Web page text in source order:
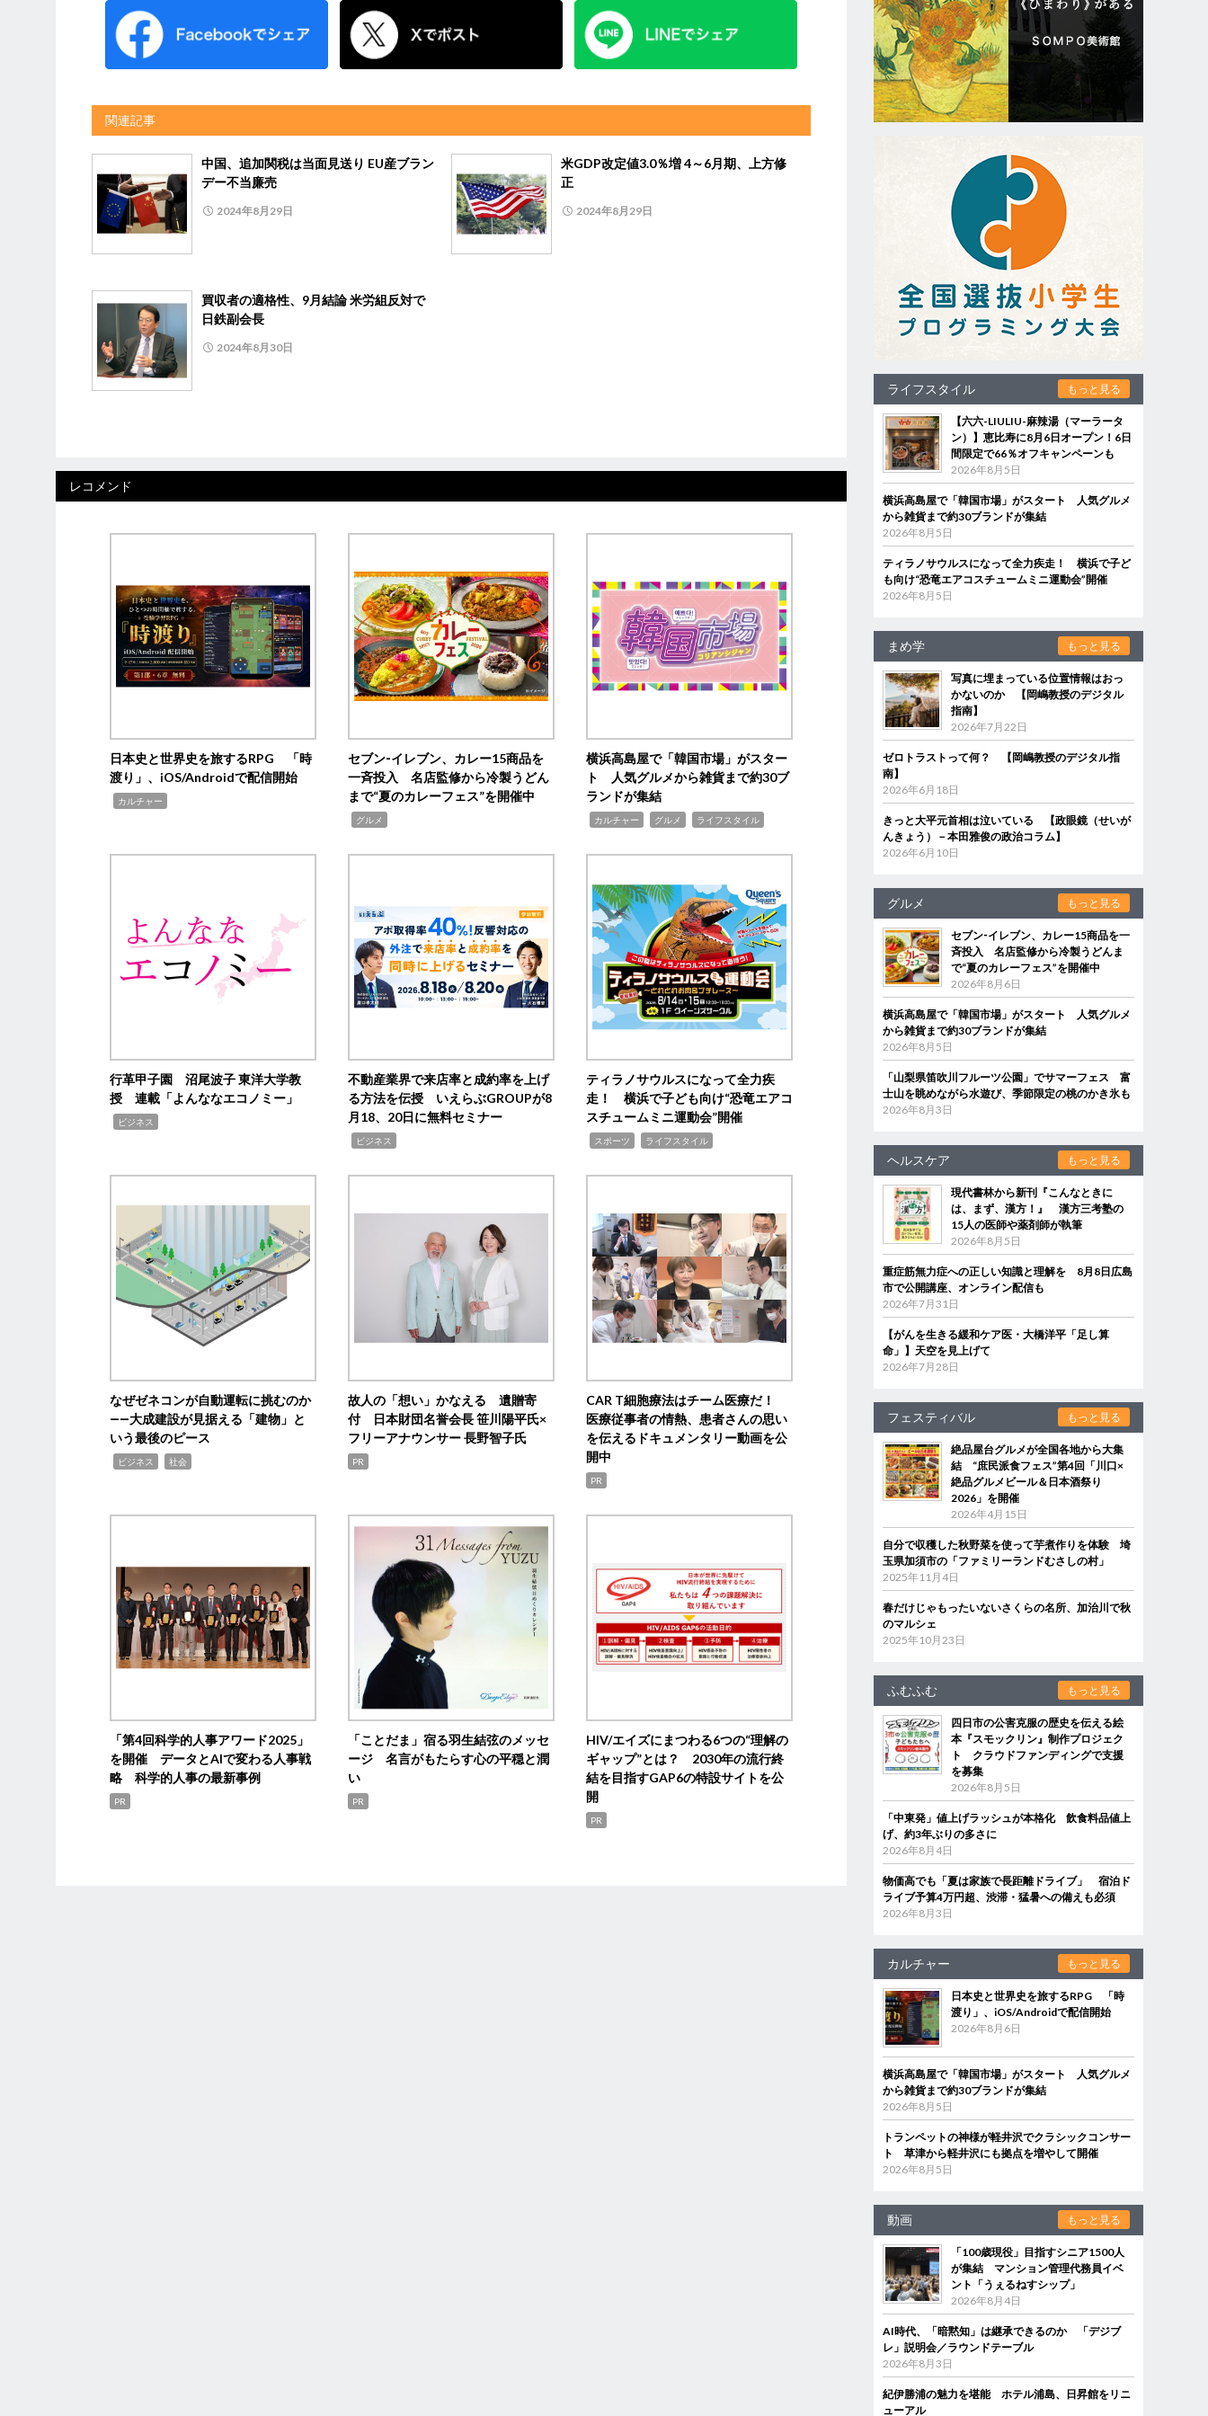
関連記事
中国、追加関税は当面見送り EU産ブラン
デー不当廉売
2024年8月29日
米GDP改定値3.0％増 4～6月期、上方修
正
2024年8月29日
買収者の適格性、9月結論 米労組反対で
日鉄副会長
2024年8月30日
レコメンド
日本史と世界史を旅するRPG 「時
渡り」、iOS/Androidで配信開始
カルチャー
セブン‐イレブン、カレー15商品を
一斉投入 名店監修から冷製うどん
まで“夏のカレーフェス”を開催中
グルメ
横浜高島屋で「韓国市場」がスター
ト 人気グルメから雑貨まで約30ブ
ランドが集結
カルチャー グルメ ライフスタイル
行革甲子園 沼尾波子 東洋大学教
授 連載「よんななエコノミー」
ビジネス
不動産業界で来店率と成約率を上げ
る方法を伝授 いえらぶGROUPが8
月18、20日に無料セミナー
ビジネス
ティラノサウルスになって全力疾
走！ 横浜で子ども向け“恐竜エアコ
スチュームミニ運動会”開催
スポーツ ライフスタイル
なぜゼネコンが自動運転に挑むのか
――大成建設が見据える「建物」と
いう最後のピース
ビジネス 社会
故人の「想い」かなえる 遺贈寄
付 日本財団名誉会長 笹川陽平氏×
フリーアナウンサー 長野智子氏
PR
CAR T細胞療法はチーム医療だ！
医療従事者の情熱、患者さんの思い
を伝えるドキュメンタリー動画を公
開中
PR
「第4回科学的人事アワード2025」
を開催 データとAIで変わる人事戦
略 科学的人事の最新事例
PR
「ことだま」宿る羽生結弦のメッセ
ージ 名言がもたらす心の平穏と潤
い
PR
HIV/エイズにまつわる6つの“理解の
ギャップ”とは？ 2030年の流行終
結を目指すGAP6の特設サイトを公
開
PR
ライフスタイル もっと見る
【六六-LIULIU-麻辣湯（マーラータ
ン）】恵比寿に8月6日オープン！6日
間限定で66％オフキャンペーンも
2026年8月5日
横浜高島屋で「韓国市場」がスタート 人気グルメ
から雑貨まで約30ブランドが集結
2026年8月5日
ティラノサウルスになって全力疾走！ 横浜で子ど
も向け“恐竜エアコスチュームミニ運動会”開催
2026年8月5日
まめ学 もっと見る
写真に埋まっている位置情報はおっ
かないのか 【岡嶋教授のデジタル
指南】
2026年7月22日
ゼロトラストって何？ 【岡嶋教授のデジタル指
南】
2026年6月18日
きっと大平元首相は泣いている 【政眼鏡（せいが
んきょう）－本田雅俊の政治コラム】
2026年6月10日
グルメ もっと見る
セブン‐イレブン、カレー15商品を一
斉投入 名店監修から冷製うどんま
で“夏のカレーフェス”を開催中
2026年8月6日
横浜高島屋で「韓国市場」がスタート 人気グルメ
から雑貨まで約30ブランドが集結
2026年8月5日
「山梨県笛吹川フルーツ公園」でサマーフェス 富
士山を眺めながら水遊び、季節限定の桃のかき氷も
2026年8月3日
ヘルスケア もっと見る
現代書林から新刊『こんなときに
は、まず、漢方！』 漢方三考塾の
15人の医師や薬剤師が執筆
2026年8月5日
重症筋無力症への正しい知識と理解を 8月8日広島
市で公開講座、オンライン配信も
2026年7月31日
【がんを生きる緩和ケア医・大橋洋平「足し算
命」】天空を見上げて
2026年7月28日
フェスティバル もっと見る
絶品屋台グルメが全国各地から大集
結 “庶民派食フェス”第4回「川口×
絶品グルメビール＆日本酒祭り
2026」を開催
2026年4月15日
自分で収穫した秋野菜を使って芋煮作りを体験 埼
玉県加須市の「ファミリーランドむさしの村」
2025年11月4日
春だけじゃもったいないさくらの名所、加治川で秋
のマルシェ
2025年10月23日
ふむふむ もっと見る
四日市の公害克服の歴史を伝える絵
本『スモックリン』制作プロジェク
ト クラウドファンディングで支援
を募集
2026年8月5日
「中東発」値上げラッシュが本格化 飲食料品値上
げ、約3年ぶりの多さに
2026年8月4日
物価高でも「夏は家族で長距離ドライブ」 宿泊ド
ライブ予算4万円超、渋滞・猛暑への備えも必須
2026年8月3日
カルチャー もっと見る
日本史と世界史を旅するRPG 「時
渡り」、iOS/Androidで配信開始
2026年8月6日
横浜高島屋で「韓国市場」がスタート 人気グルメ
から雑貨まで約30ブランドが集結
2026年8月5日
トランペットの神様が軽井沢でクラシックコンサー
ト 草津から軽井沢にも拠点を増やして開催
2026年8月5日
動画 もっと見る
「100歳現役」目指すシニア1500人
が集結 マンション管理代務員イベ
ント「うぇるねすシップ」
2026年8月4日
AI時代、「暗黙知」は継承できるのか 「デジブ
レ」説明会／ラウンドテーブル
2026年8月3日
紀伊勝浦の魅力を堪能 ホテル浦島、日昇館をリニ
ューアル